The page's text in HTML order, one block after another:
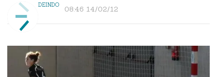
DEINDO 08:46 14/02/12